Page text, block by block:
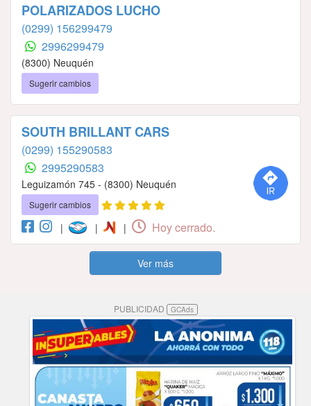
POLARIZADOS LUCHO
(0299) 156299479
2996299479
(8300) Neuquén
Sugerir cambios
SOUTH BRILLANT CARS
(0299) 155290583
2995290583
Leguizamón 745 - (8300) Neuquén
Sugerir cambios
| | | Hoy cerrado.
Ver más
PUBLICIDAD GCAds